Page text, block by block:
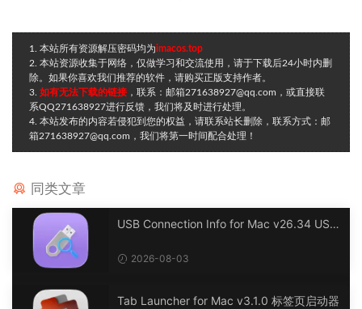
1. 本站所有资源解压密码均为imacos.top
2. 本站资源收集于网络，仅做学习和交流使用，请于下载后24小时内删
除。如果你喜欢我们推荐的软件，请购买正版支持作者。
3. 如有无法下载的链接 ，联系：邮箱271638927@qq.com，或直接联
系QQ271638927进行反馈，我们将及时进行处理。
4. 本站发布的内容若侵犯到您的权益，请联系站长删除，联系方式：邮
箱271638927@qq.com，我们将第一时间配合处理！
同类文章
USB Connection Info for Mac v26.34 USB
2026-08-03
Tab Launcher for Mac v3.1.0 标签页启动器